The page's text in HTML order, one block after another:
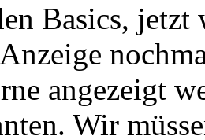
Basics,
angezeigt
Wir